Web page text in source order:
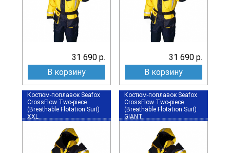
31 690 р.
В корзину
31 690 р.
В корзину
Костюм-поплавок Seafox
CrossFlow Two-piece
(Breathable Flotation Suit)
XXL
Костюм-поплавок Seafox
CrossFlow Two-piece
(Breathable Flotation Suit)
GIANT